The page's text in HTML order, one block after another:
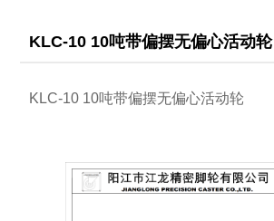
KLC-10 10吨带偏摆无偏心活动轮
KLC-10 10吨带偏摆无偏心活动轮